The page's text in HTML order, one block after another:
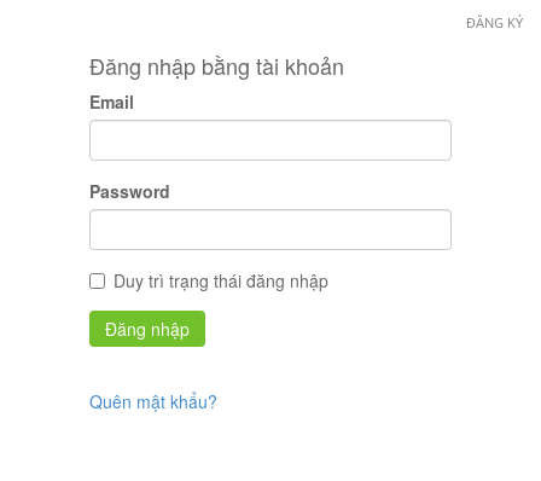
ĐĂNG KÝ
Đăng nhập bằng tài khoản
Email
Password
Duy trì trạng thái đăng nhập
Quên mật khẩu?